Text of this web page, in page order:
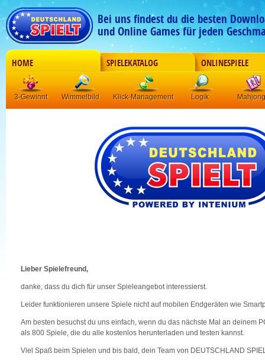
Bei uns findest du die besten
und Online Games für jeden
HOME SPIELEKATALOG ONLINESPIELE
3-Gewinnt Wimmelbild Klick-Management Logik Mahjong
Lieber Spielefreund,
danke, dass du dich für unser Spieleangebot interessierst.
Leider funktionieren unsere Spiele nicht auf mobilen Endgeräten wie
Am besten besuchst du uns einfach, wenn du das nächste Mal an deinem
als 800 Spiele, die du alle kostenlos herunterladen und testen kannst.
Viel Spaß beim Spielen und bis bald, dein Team von DEUTSCHLAND